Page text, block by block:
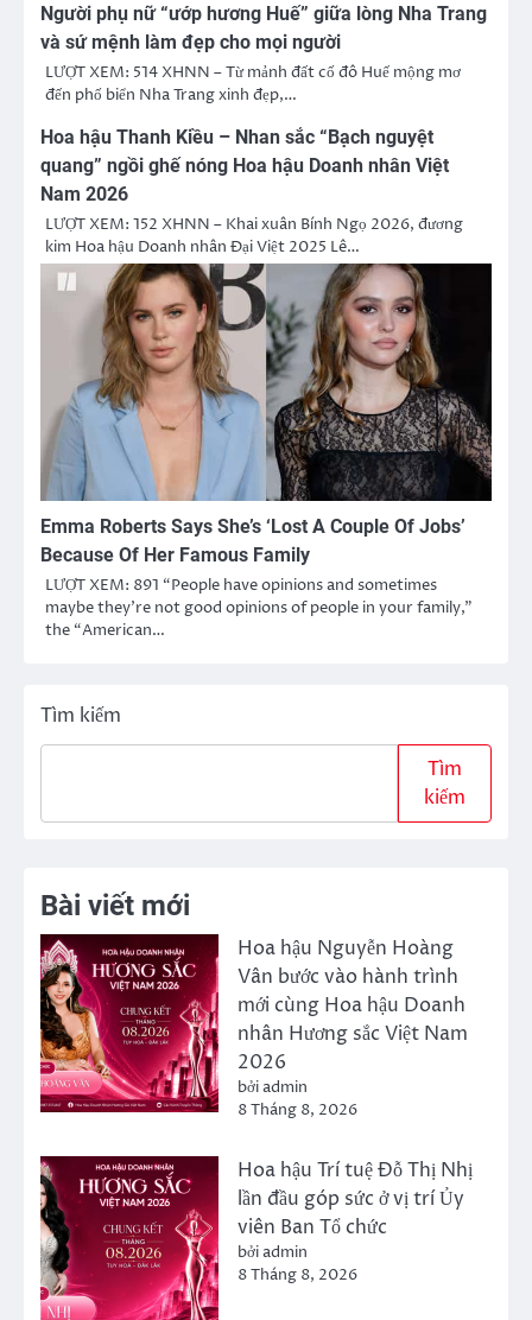
Người phụ nữ “ướp hương Huế” giữa lòng Nha Trang
và sứ mệnh làm đẹp cho mọi người
LƯỢT XEM: 514 XHNN – Từ mảnh đất cố đô Huế mộng mơ
đến phố biển Nha Trang xinh đẹp,…
Hoa hậu Thanh Kiều – Nhan sắc “Bạch nguyệt
quang” ngồi ghế nóng Hoa hậu Doanh nhân Việt
Nam 2026
LƯỢT XEM: 152 XHNN – Khai xuân Bính Ngọ 2026, đương
kim Hoa hậu Doanh nhân Đại Việt 2025 Lê…
Emma Roberts Says She’s ‘Lost A Couple Of Jobs’
Because Of Her Famous Family
LƯỢT XEM: 891 “People have opinions and sometimes
maybe they’re not good opinions of people in your family,”
the “American…
Tìm kiếm
Tìm
kiếm
Bài viết mới
Hoa hậu Nguyễn Hoàng
Vân bước vào hành trình
mới cùng Hoa hậu Doanh
nhân Hương sắc Việt Nam
2026
bởi admin
8 Tháng 8, 2026
Hoa hậu Trí tuệ Đỗ Thị Nhị
lần đầu góp sức ở vị trí Ủy
viên Ban Tổ chức
bởi admin
8 Tháng 8, 2026